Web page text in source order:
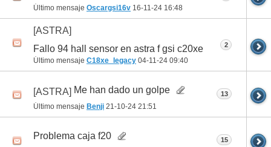
Último mensaje Oscargsi16v 16-11-24 16:48
[ASTRA]
Fallo 94 hall sensor en astra f gsi c20xe
Último mensaje C18xe_legacy 04-11-24 09:40
2
[ASTRA] Me han dado un golpe
Último mensaje Benji 21-10-24 21:51
13
Problema caja f20 15